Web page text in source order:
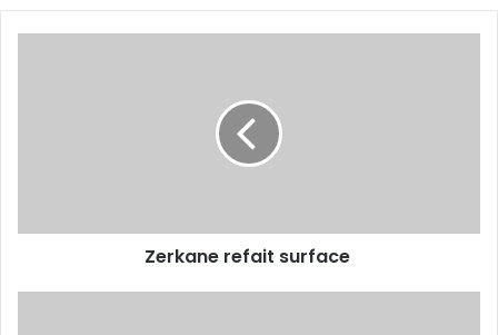
Zerkane refait surface